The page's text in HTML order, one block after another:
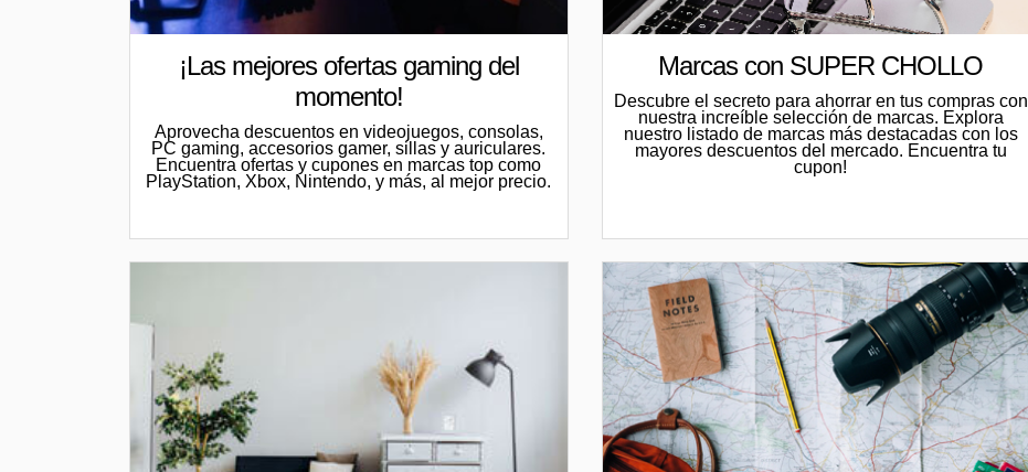
¡Las mejores ofertas gaming del
momento!
Aprovecha descuentos en videojuegos, consolas,
PC gaming, accesorios gamer, sillas y auriculares.
Encuentra ofertas y cupones en marcas top como
PlayStation, Xbox, Nintendo, y más, al mejor precio.
Marcas con SUPER CHOLLO
Descubre el secreto para ahorrar en tus compras con
nuestra increíble selección de marcas. Explora
nuestro listado de marcas más destacadas con los
mayores descuentos del mercado. Encuentra tu
cupon!